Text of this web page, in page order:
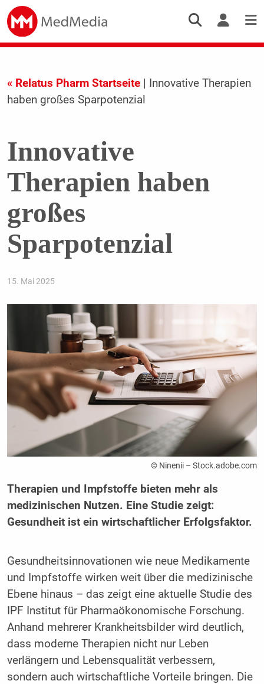
« Relatus Pharm Startseite| Innovative Therapien
haben großes Sparpotenzial
Innovative
Therapien haben
großes
Sparpotenzial
15. Mai 2025
© Ninenii – Stock.adobe.com
Therapien und Impfstoffe bieten mehr als
medizinischen Nutzen. Eine Studie zeigt:
Gesundheit ist ein wirtschaftlicher Erfolgsfaktor.
Gesundheitsinnovationen wie neue Medikamente
und Impfstoffe wirken weit über die medizinische
Ebene hinaus – das zeigt eine aktuelle Studie des
IPF Institut für Pharmaökonomische Forschung.
Anhand mehrerer Krankheitsbilder wird deutlich,
dass moderne Therapien nicht nur Leben
verlängern und Lebensqualität verbessern,
sondern auch wirtschaftliche Vorteile bringen. Die